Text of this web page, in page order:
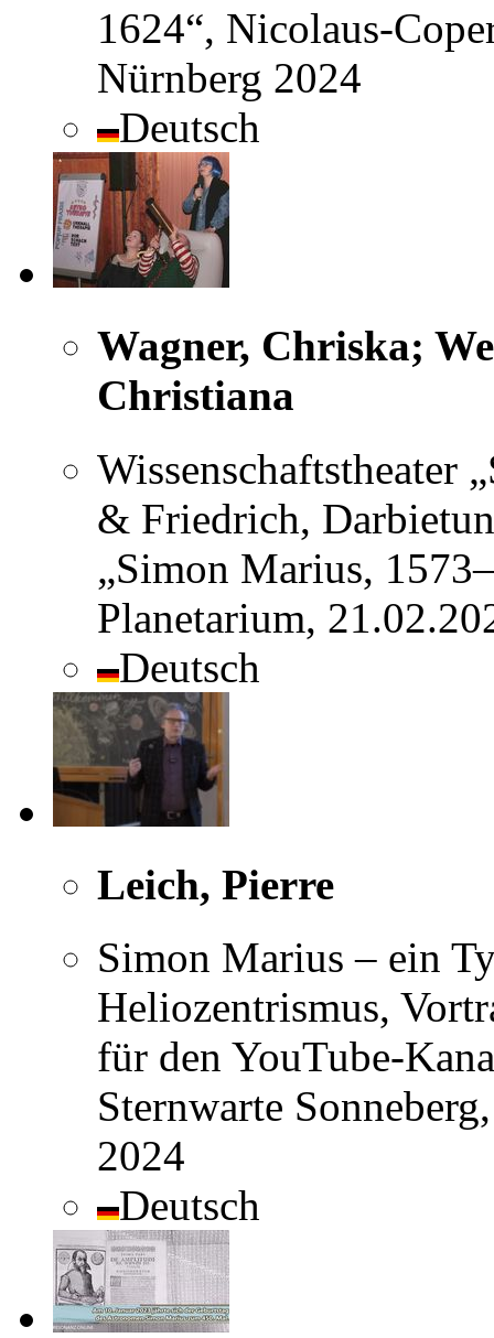
1624“, Nicolaus-
Nürnberg 2024
Deutsch
Wagner, Chriska;
Christiana
Wissenschaftstheater
& Friedrich,
„Simon Marius,
Planetarium,
Deutsch
Leich, Pierre
Simon Marius – ein
Heliozentrismus,
für den YouTube-
Sternwarte
2024
Deutsch